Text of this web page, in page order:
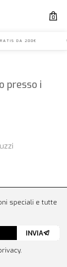
0
GRATIS DA 200€
presso i
speciali e tutte
INVIA